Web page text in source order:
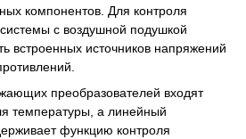
компонентов. Для контроля
с воздушной подушкой
встроенных источников напряжений
преобразователей входят
температуры, а линейный
функцию контроля